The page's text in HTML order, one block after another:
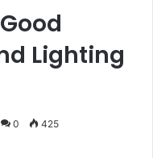
Lighting
0 425